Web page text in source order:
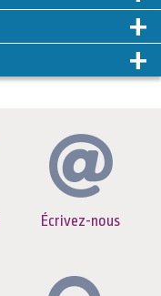
Écrivez-nous